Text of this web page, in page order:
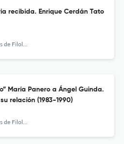
recibida. Enrique Cerdán Tato
- Estudis Literaris
María Panero a Ángel Guinda.
relación (1983-1990)
- Estudis Literaris